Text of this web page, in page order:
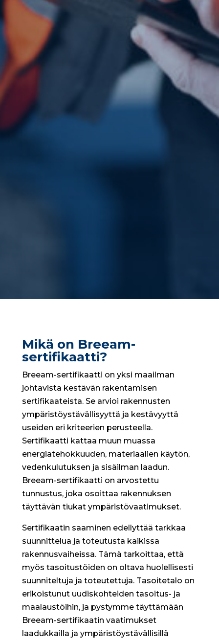
Mikä on Breeam-
sertifikaatti?
Breeam-sertifikaatti on yksi maailman
johtavista kestävän rakentamisen
sertifikaateista. Se arvioi rakennusten
ympäristöystävällisyyttä ja kestävyyttä
useiden eri kriteerien perusteella.
Sertifikaatti kattaa muun muassa
energiatehokkuuden, materiaalien käytön,
vedenkulutuksen ja sisäilman laadun.
Breeam-sertifikaatti on arvostettu
tunnustus, joka osoittaa rakennuksen
täyttävän tiukat ympäristövaatimukset.
Sertifikaatin saaminen edellyttää tarkkaa
suunnittelua ja toteutusta kaikissa
rakennusvaiheissa. Tämä tarkoittaa, että
myös tasoitustöiden on oltava huolellisesti
suunniteltuja ja toteutettuja. Tasoitetalo on
erikoistunut uudiskohteiden tasoitus- ja
maalaustöihin, ja pystymme täyttämään
Breeam-sertifikaatin vaatimukset
laadukkailla ja ympäristöystävällisillä